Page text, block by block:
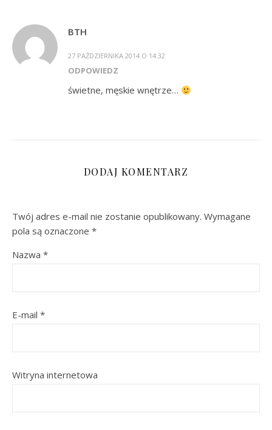
BTH
27 PAŹDZIERNIKA 2014 O 14:32
ODPOWIEDZ
świetne, męskie wnętrze…
DODAJ KOMENTARZ
Twój adres e-mail nie zostanie opublikowany. Wymagane
pola są oznaczone *
Nazwa *
E-mail *
Witryna internetowa